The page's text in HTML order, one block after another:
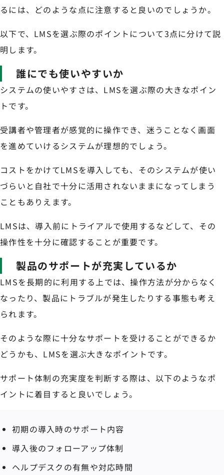
るには、どのような点に注意すると良いのでしょうか。
以下で、LMSを選ぶ際のポイントについて3点に分けて説
明します。
誰にでも使いやすいか
システムの使いやすさは、LMSを選ぶ際の大きなポイン
トです。
受講者や管理者が感覚的に操作でき、迷うことなく画面
を進めていけるシステムが理想的でしょう。
コストをかけてLMSを導入しても、そのシステムが使い
づらいと自社で十分に活用されないままになってしまう
こともありえます。
LMSは、導入前にトライアルで使用するなどして、その
操作性を十分に確認することが重要です。
製品のサポートが充実しているか
LMSを長期的に利用する上では、操作方法が分からなく
なったり、製品にトラブルが発生したりする事態も考え
られます。
そのような際に十分なサポートを受けることができるか
どうかも、LMSを選ぶ大きなポイントです。
サポート体制の充実度を判断する際は、以下のようなポ
イントに着目すると良いでしょう。
初期の導入時のサポート内容
導入後のフォローアップ体制
ヘルプデスクの有無や対応時間